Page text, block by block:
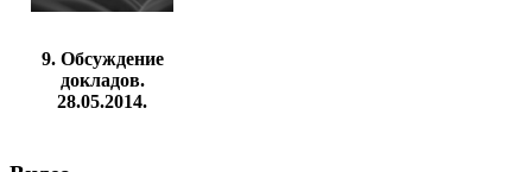
9. Обсуждение
докладов.
28.05.2014.